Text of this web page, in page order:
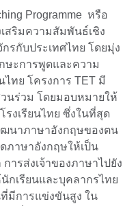
Programme หรือ
สริมความสัมพันธ์เชิง
กับประเทศไทย โดยมุ่ง
ษะการพูดและความ
ไทย โครงการ TET มี
นร่วม โดยมอบหมายให้
งเรียนไทย ซึ่งในที่สุด
ฒนาภาษาอังกฤษของตน
ภาษาอังกฤษให้เป็น
ารส่งเจ้าของภาษาไปยัง
กเรียนและบุคลากรไทย
มีการแข่งขันสูง ใน